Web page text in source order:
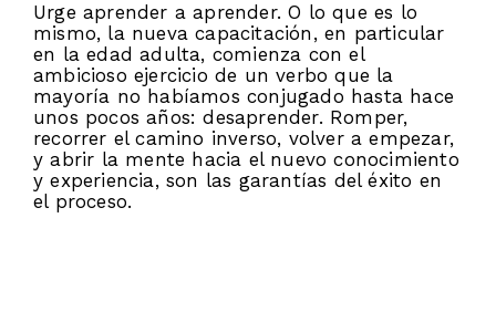
Urge aprender a aprender. O lo que es lo
mismo, la nueva capacitación, en particular
en la edad adulta, comienza con el
ambicioso ejercicio de un verbo que la
mayoría no habíamos conjugado hasta hace
unos pocos años: desaprender. Romper,
recorrer el camino inverso, volver a empezar,
y abrir la mente hacia el nuevo conocimiento
y experiencia, son las garantías del éxito en
el proceso.